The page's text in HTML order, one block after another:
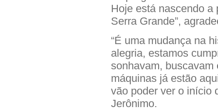
Hoje está nascendo a
Serra Grande”,
“É uma mudança na
alegria, estamos
sonhavam, buscavam
máquinas já estão
vão poder ver o início
Jerônimo.